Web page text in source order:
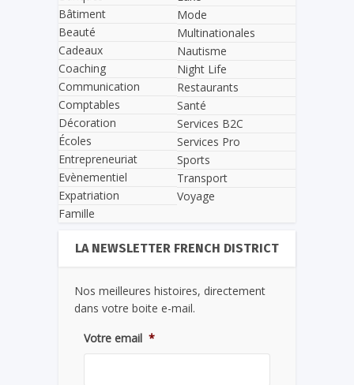
Bâtiment
Beauté
Cadeaux
Coaching
Communication
Comptables
Décoration
Écoles
Entrepreneuriat
Evènementiel
Expatriation
Famille
Mode
Multinationales
Nautisme
Night Life
Restaurants
Santé
Services B2C
Services Pro
Sports
Transport
Voyage
LA NEWSLETTER FRENCH DISTRICT
Nos meilleures histoires, directement
dans votre boite e-mail.
Votre email *